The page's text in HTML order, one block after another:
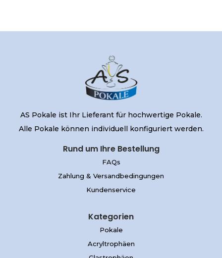
AS Pokale ist Ihr Lieferant für hochwertige Pokale.
Alle Pokale können individuell konfiguriert werden.
Rund um Ihre Bestellung
FAQs
Zahlung & Versandbedingungen
Kundenservice
Kategorien
Pokale
Acryltrophäen